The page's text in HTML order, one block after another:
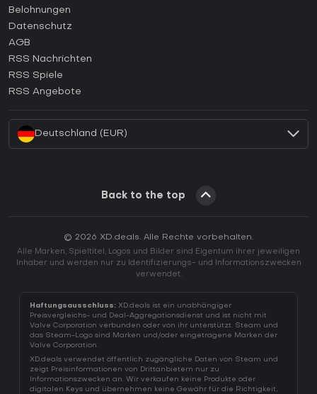
Wie aktiviert man einen Steam CD Key?
Wie aktiviert man einen Epic Games CD Key?
Wie aktiviert man einen GOG CD Key?
Wie aktiviert man einen Ubisoft Connect CD Key?
Belohnungen
Datenschutz
AGB
RSS Nachrichten
RSS Spiele
RSS Angebote
Deutschland (EUR)
Back to the top
© 2026 XD.deals. Alle Rechte vorbehalten.
Alle Marken, Spieltitel, Logos und Bilder sind Eigentum ihrer jeweiligen
Inhaber und werden nur zu Identifizierungs- und Informationszwecken
verwendet.
Haftungsausschluss: XD.deals ist ein unabhängiger
Preisvergleichs- und Deal-Aggregationsdienst und ist nicht mit
Valve Corporation verbunden oder von ihr unterstützt. Steam und
das Steam-Logo sind Marken und/oder eingetragene Marken der
Valve Corporation.
XD.deals verwendet öffentlich zugängliche Daten von Steam und
zeigt Preisinformationen von Drittanbietern nur zu
Informationszwecken an. Wir verkaufen keine Produkte oder
digitalen Keys und übernehmen keine Gewähr für die Richtigkeit,